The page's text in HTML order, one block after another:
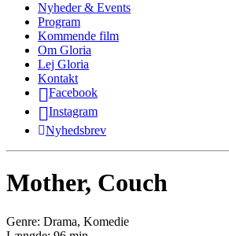
Nyheder & Events
Program
Kommende film
Om Gloria
Lej Gloria
Kontakt
Facebook
Instagram
Nyhedsbrev
Mother, Couch
Genre: Drama, Komedie